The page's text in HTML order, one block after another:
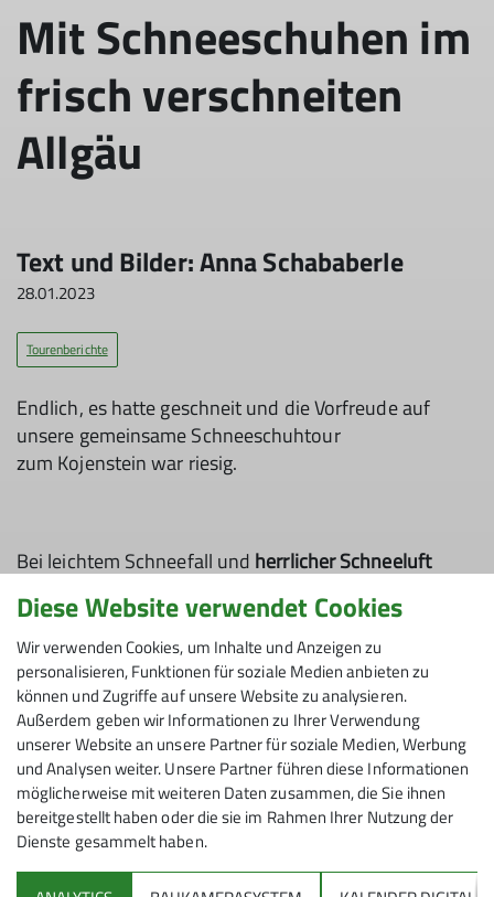
Mit Schneeschuhen im
frisch verschneiten
Allgäu
Text und Bilder: Anna Schababerle
28.01.2023
Tourenberichte
Endlich, es hatte geschneit und die Vorfreude auf
unsere gemeinsame Schneeschuhtour
zum Kojenstein war riesig.
Bei leichtem Schneefall und herrlicher Schneeluft
Der Weg führte durch frischen Pulverschnee bergauf
und bergab zum Kojenstein. Zwischendurch traute
sich sogar die Sonne raus und wir hatten einen
herrlichen Ausblick auf die Nagelfluhkette.
Pünktlich zum Mittagessenerreichten wir den kleinen
Gipfel und mit dem Gipfel kam dann auch der
vorhergesagte neue Schneefall. Da wir uns alle einig
waren, dass es diesen Winter einfach noch mehr
Schnee benötigt,
Diese Website verwendet Cookies
Wir verwenden Cookies, um Inhalte und Anzeigen zu
personalisieren, Funktionen für soziale Medien anbieten zu
können und Zugriffe auf unsere Website zu analysieren.
Außerdem geben wir Informationen zu Ihrer Verwendung
unserer Website an unsere Partner für soziale Medien, Werbung
und Analysen weiter. Unsere Partner führen diese Informationen
möglicherweise mit weiteren Daten zusammen, die Sie ihnen
bereitgestellt haben oder die sie im Rahmen Ihrer Nutzung der
Dienste gesammelt haben.